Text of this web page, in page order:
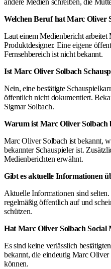
andere Medien schreiben, die
Welchen Beruf hat Marc Oliver
Laut einem Medienbericht arbeitet
Produktdesigner. Eine eigene
Fernsehbereich ist nicht bekannt.
Ist Marc Oliver Solbach
Nein, eine bestätigte
öffentlich nicht dokumentiert.
Sigmar Solbach.
Warum ist Marc Oliver Solbach
Marc Oliver Solbach ist bekannt,
bekannter Schauspieler ist.
Medienberichten erwähnt.
Gibt es aktuelle Informationen
Aktuelle Informationen sind
regelmäßig öffentlich auf und
schützen.
Hat Marc Oliver Solbach Social
Es sind keine verlässlich
bekannt, die eindeutig Marc
können.